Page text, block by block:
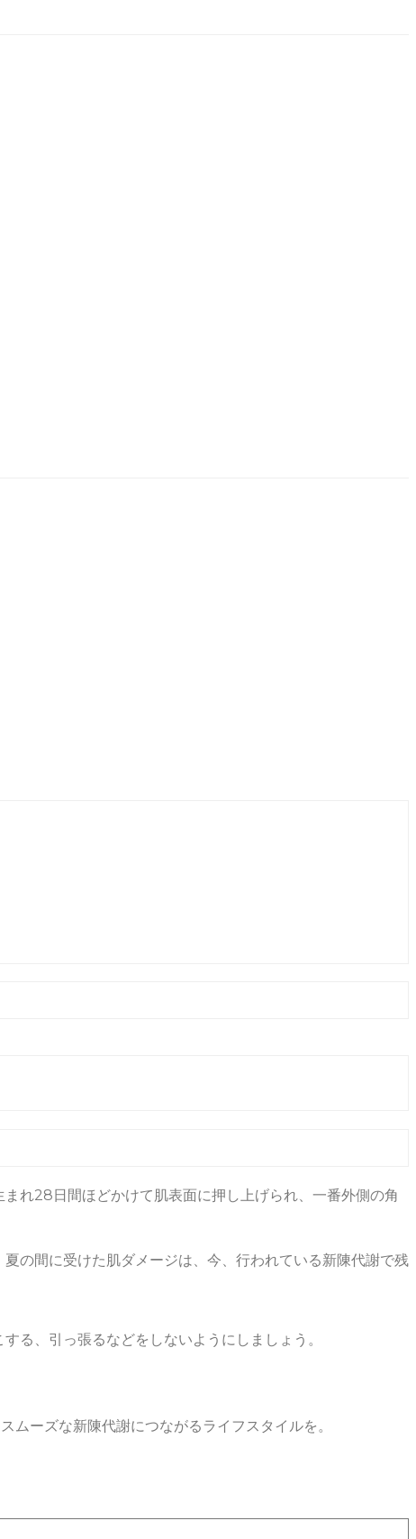
れ28日間ほどかけて肌表面に押し上げられ、一番外側の角
の間に受けた肌ダメージは、今、行われている新陳代謝で残
る、引っ張るなどをしないようにしましょう。
ーズな新陳代謝につながるライフスタイルを。